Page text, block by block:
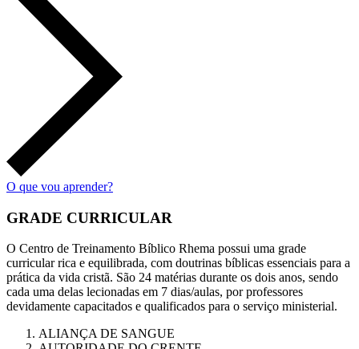
O que vou aprender?
GRADE CURRICULAR​
O Centro de Treinamento Bíblico Rhema possui uma grade
curricular rica e equilibrada, com doutrinas bíblicas essenciais para a
prática da vida cristã. São 24 matérias durante os dois anos, sendo
cada uma delas lecionadas em 7 dias/aulas, por professores
devidamente capacitados e qualificados para o serviço ministerial.
ALIANÇA DE SANGUE